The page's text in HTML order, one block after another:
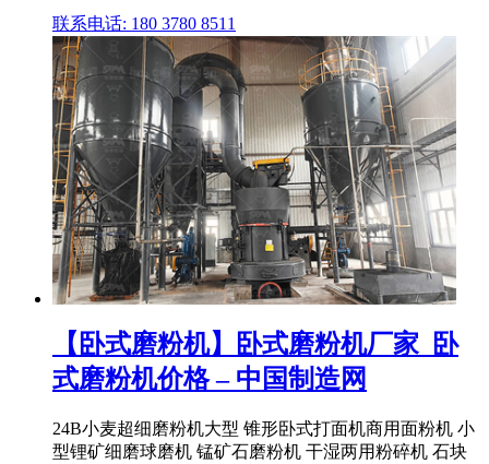
联系电话: 180 3780 8511
【卧式磨粉机】卧式磨粉机厂家_卧
式磨粉机价格 – 中国制造网
24B小麦超细磨粉机大型 锥形卧式打面机商用面粉机 小
型锂矿细磨球磨机 锰矿石磨粉机 干湿两用粉碎机 石块